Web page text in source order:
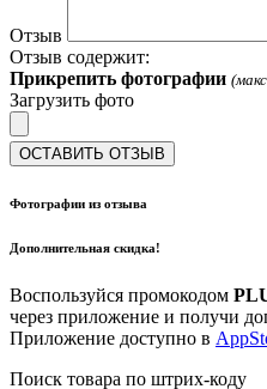
Отзыв
Отзыв содержит:
Прикрепить фотографии
Загрузить фото
ОСТАВИТЬ ОТЗЫВ
Фотографии из отзыва
Дополнительная скидка!
Воспользуйся промокодом
через приложение и получи
Приложение доступно в
Поиск товара по штрих-коду